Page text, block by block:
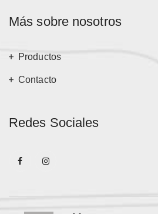
Más sobre nosotros
Productos
Contacto
Redes Sociales